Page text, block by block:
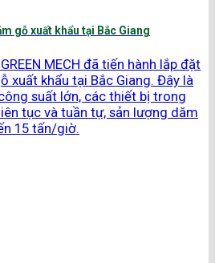
gỗ xuất khẩu tại Bắc Giang
MECH đã tiến hành lắp đặt
xuất khẩu tại Bắc Giang. Đây là
suất lớn, các thiết bị trong
tục và tuần tự, sản lượng dăm
15 tấn/giờ.